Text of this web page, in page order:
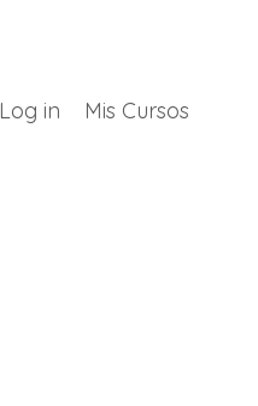
Log in Mis Cursos